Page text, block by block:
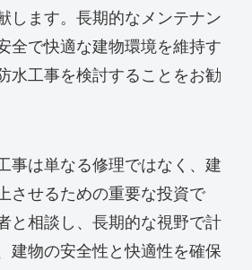
します。長期的なメンテナン
全で快適な建物環境を維持す
水工事を検討することをお勧
事は単なる修理ではなく、建
させるための重要な投資で
と相談し、長期的な視野で計
建物の安全性と快適性を確保